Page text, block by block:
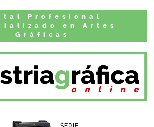
Profesional
en Artes
Gráficas